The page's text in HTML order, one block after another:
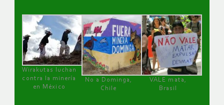
Wirakutas luchan
contra la minería
en México
No a Dominga,
Chile
VALE mata,
Brasil